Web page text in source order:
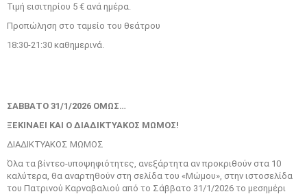
Τιμή εισιτηρίου 5 € ανά ημέρα.
Προπώληση στο ταμείο του θεάτρου
18:30-21:30 καθημερινά.
ΣΑΒΒΑΤΟ 31/1/2026 ΟΜΩΣ…
ΞΕΚΙΝΑΕΙ ΚΑΙ Ο ΔΙΑΔΙΚΤΥΑΚΟΣ ΜΩΜΟΣ!
ΔΙΑΔΙΚΤΥΑΚΟΣ ΜΩΜΟΣ
Όλα τα βίντεο-υποψηφιότητες, ανεξάρτητα αν προκριθούν στα 10
καλύτερα, θα αναρτηθούν στη σελίδα του «Μώμου», στην ιστοσελίδα
του Πατρινού Καρναβαλιού από το Σάββατο 31/1/2026 το μεσημέρι